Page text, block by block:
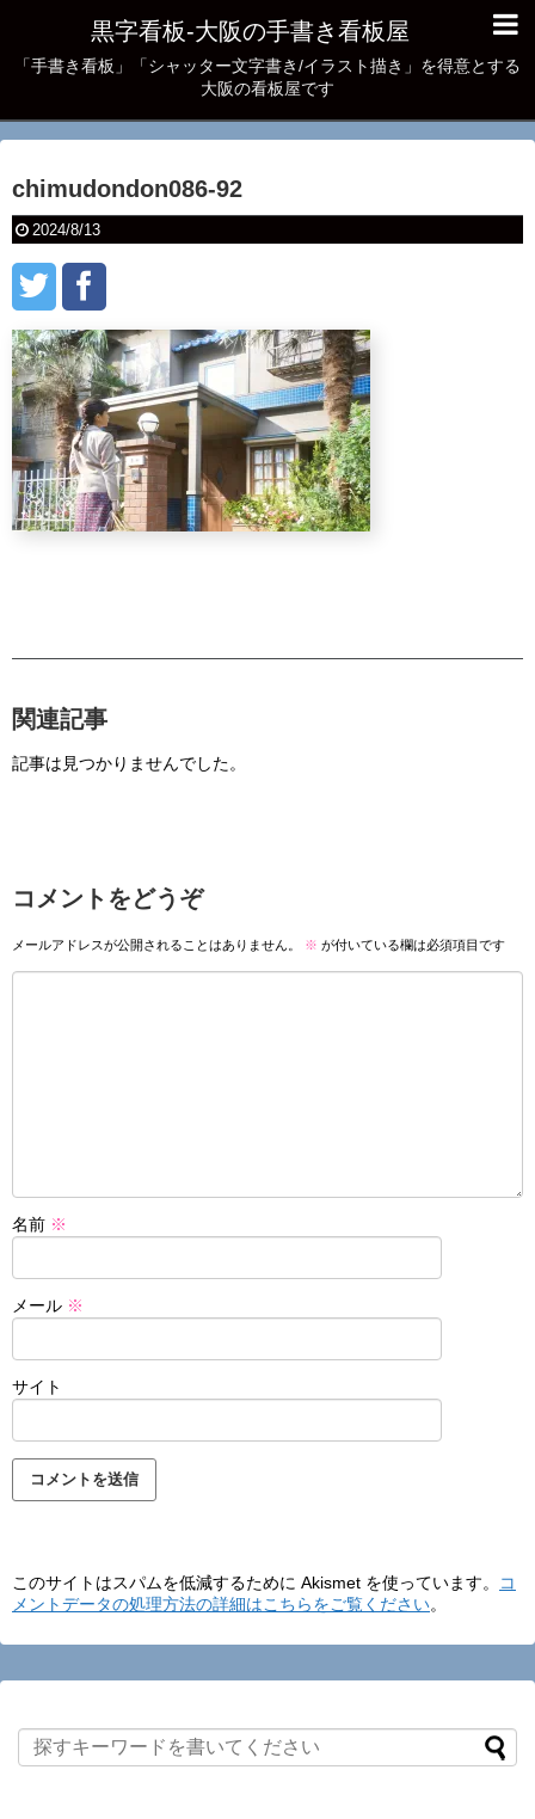
黒字看板‐大阪の手書き看板屋
「手書き看板」「シャッター文字書き/イラスト描き」を得意とする
大阪の看板屋です
chimudondon086-92
2024/8/13
関連記事
記事は見つかりませんでした。
コメントをどうぞ
メールアドレスが公開されることはありません。 ※ が付いている欄は必須項目です
名前 ※
メール ※
サイト
このサイトはスパムを低減するために Akismet を使っています。
コ
メントデータの処理方法の詳細はこちらをご覧ください。